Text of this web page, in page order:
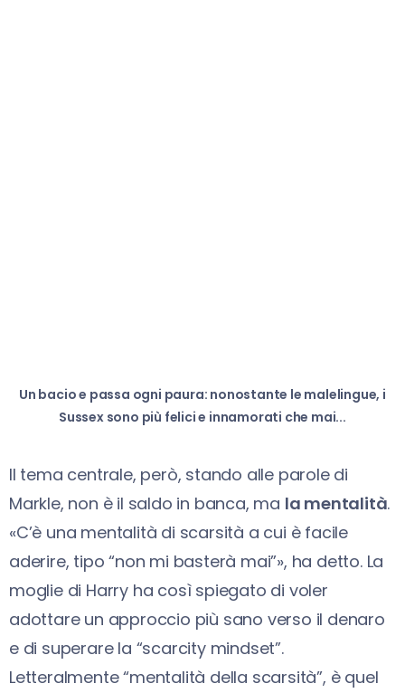
Un bacio e passa ogni paura: nonostante le malelingue, i
Sussex sono più felici e innamorati che mai...
Il tema centrale, però, stando alle parole di
Markle, non è il saldo in banca, ma la mentalità.
«C’è una mentalità di scarsità a cui è facile
aderire, tipo “non mi basterà mai”», ha detto. La
moglie di Harry ha così spiegato di voler
adottare un approccio più sano verso il denaro
e di superare la “scarcity mindset”.
Letteralmente “mentalità della scarsità”, è quel